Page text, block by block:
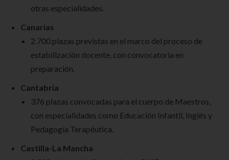
otras especialidades.
Canarias
2.700 plazas previstas en el marco del proceso de
estabilización docente, con convocatoria en
preparación.
Cantabria
376 plazas convocadas para el cuerpo de Maestros,
con especialidades como Educación Infantil, Inglés y
Pedagogía Terapéutica.
Castilla-La Mancha